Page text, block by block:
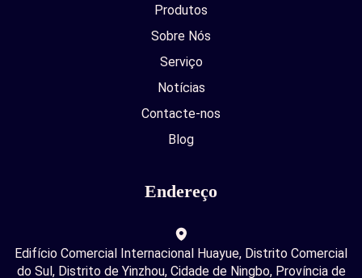
Produtos
Sobre Nós
Serviço
Notícias
Contacte-nos
Blog
Endereço
Edifício Comercial Internacional Huayue, Distrito Comercial
do Sul, Distrito de Yinzhou, Cidade de Ningbo, Província de